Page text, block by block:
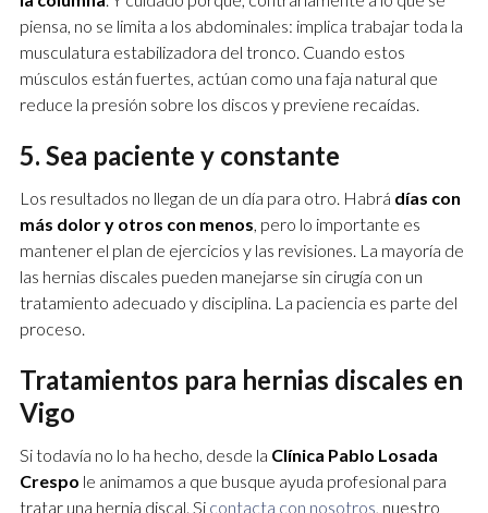
piensa, no se limita a los abdominales: implica trabajar toda la
musculatura estabilizadora del tronco. Cuando estos
músculos están fuertes, actúan como una faja natural que
reduce la presión sobre los discos y previene recaídas.
5. Sea paciente y constante
Los resultados no llegan de un día para otro. Habrá días con
más dolor y otros con menos, pero lo importante es
mantener el plan de ejercicios y las revisiones. La mayoría de
las hernias discales pueden manejarse sin cirugía con un
tratamiento adecuado y disciplina. La paciencia es parte del
proceso.
Tratamientos para hernias discales en
Vigo
Si todavía no lo ha hecho, desde la Clínica Pablo Losada
Crespo le animamos a que busque ayuda profesional para
tratar una hernia discal. Si contacta con nosotros, nuestro